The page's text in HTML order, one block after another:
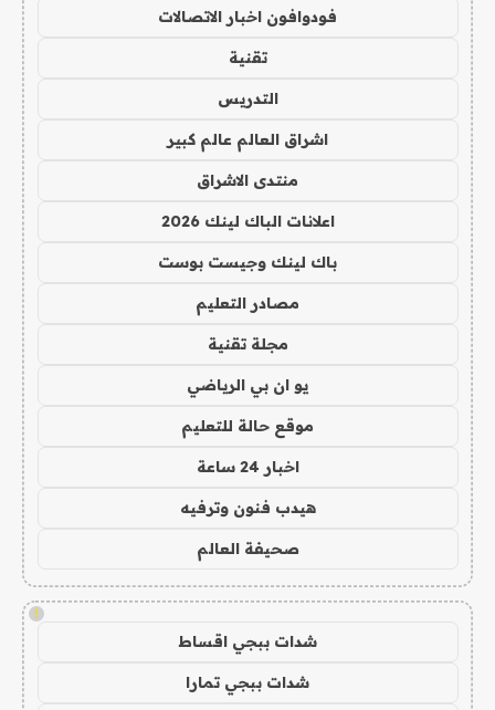
فودوافون اخبار الاتصالات
تقنية
التدريس
اشراق العالم عالم كبير
منتدى الاشراق
اعلانات الباك لينك 2026
باك لينك وجيست بوست
مصادر التعليم
مجلة تقنية
يو ان بي الرياضي
موقع حالة للتعليم
اخبار 24 ساعة
هيدب فنون وترفيه
صحيفة العالم
!
شدات ببجي اقساط
شدات ببجي تمارا